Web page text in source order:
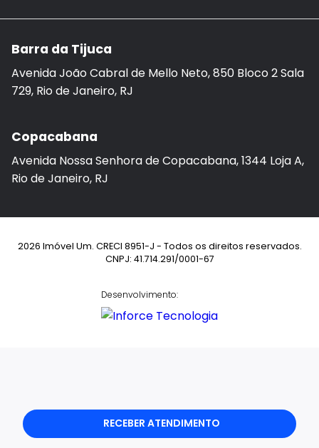
RECEBER ATENDIMENTO
Barra da Tijuca
Avenida João Cabral de Mello Neto, 850 Bloco 2 Sala
729, Rio de Janeiro, RJ
Copacabana
Avenida Nossa Senhora de Copacabana, 1344 Loja A,
Rio de Janeiro, RJ
2026 Imóvel Um. CRECI 8951-J - Todos os direitos reservados.
CNPJ: 41.714.291/0001-67
Desenvolvimento: